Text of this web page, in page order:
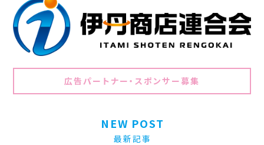
広告パートナー・スポンサー募集
NEW POST
最新記事